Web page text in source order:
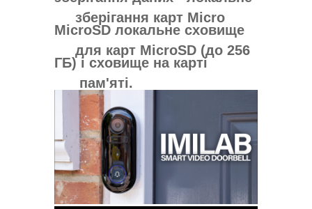
зберігання карт Micro
MicroSD локальне сховище
для карт MicroSD (до 256
ГБ) і сховище на карті
пам'яті.